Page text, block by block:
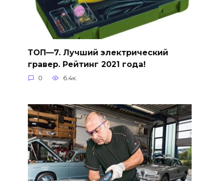
ТОП—7. Лучший электрический
гравер. Рейтинг 2021 года!
0 6.4к.